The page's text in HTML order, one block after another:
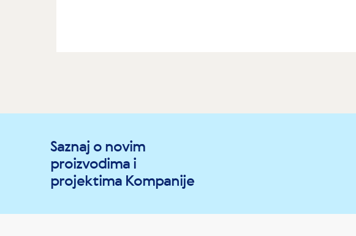
Saznaj o novim
proizvodima i
projektima Kompanije